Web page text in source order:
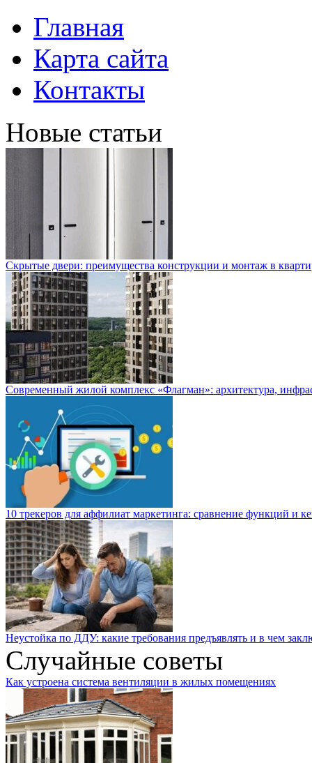
Главная
Карта сайта
Контакты
Новые статьи
Скрытые двери: преимущества конструкции и монтаж в
Современный жилой комплекс «Флагман»: архитектура,
10 трекеров для аффилиат маркетинга: сравнение функций и
Неустойка по ДДУ: какие требования предъявлять и в чем
Случайные советы
Как устроена система вентиляции в жилых помещениях